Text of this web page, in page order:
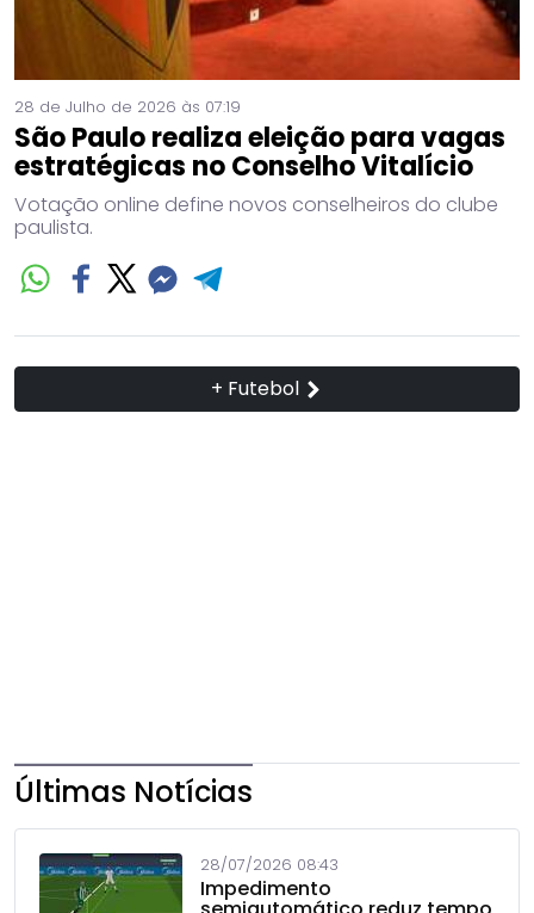
28 de Julho de 2026 às 07:19
São Paulo realiza eleição para vagas
estratégicas no Conselho Vitalício
Votação online define novos conselheiros do clube
paulista.
+ Futebol
Últimas Notícias
28/07/2026 08:43
Impedimento